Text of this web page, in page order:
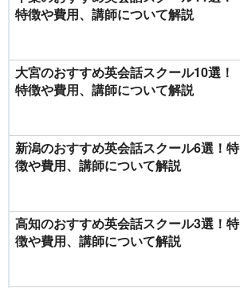
特徴や費用、講師について解説
大宮のおすすめ英会話スクール10選！
特徴や費用、講師について解説
新潟のおすすめ英会話スクール6選！特
徴や費用、講師について解説
高知のおすすめ英会話スクール3選！特
徴や費用、講師について解説